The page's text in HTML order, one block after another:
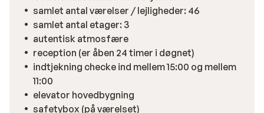
samlet antal værelser / lejligheder: 46
samlet antal etager: 3
autentisk atmosfære
reception (er åben 24 timer i døgnet)
indtjekning checke ind mellem 15:00 og mellem
11:00
elevator hovedbygning
safetybox (på værelset)